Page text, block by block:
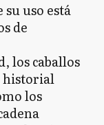
uso está
de
los caballos
historial
los